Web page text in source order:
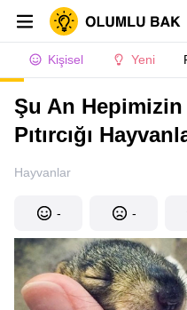
Kişisel Yeni
Şu An
Pıtırcığı
Hayvanlar
- -